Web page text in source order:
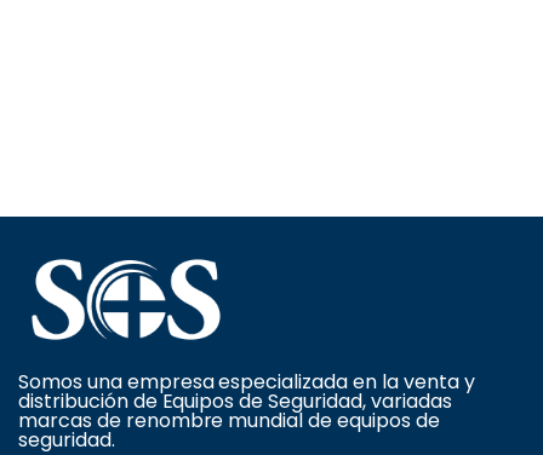
Somos una empresa especializada en la venta y
distribución de Equipos de Seguridad, variadas
marcas de renombre mundial de equipos de
seguridad.